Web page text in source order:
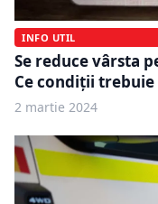
INFO UTIL
Se reduce vârsta
Ce condiții
2 martie 2024